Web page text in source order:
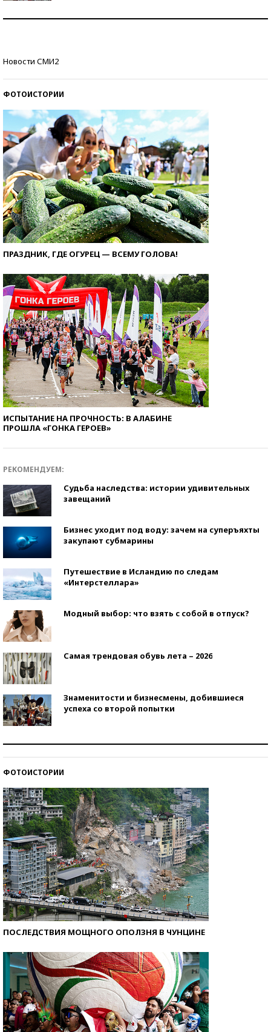
Новости СМИ2
ФОТОИСТОРИИ
ПРАЗДНИК, ГДЕ ОГУРЕЦ — ВСЕМУ ГОЛОВА!
ИСПЫТАНИЕ НА ПРОЧНОСТЬ: В АЛАБИНЕ
ПРОШЛА «ГОНКА ГЕРОЕВ»
РЕКОМЕНДУЕМ:
Судьба наследства: истории удивительных
завещаний
Бизнес уходит под воду: зачем на суперъяхты
закупают субмарины
Путешествие в Исландию по следам
«Интерстеллара»
Модный выбор: что взять с собой в отпуск?
Самая трендовая обувь лета – 2026
Знаменитости и бизнесмены, добившиеся
успеха со второй попытки
ФОТОИСТОРИИ
ПОСЛЕДСТВИЯ МОЩНОГО ОПОЛЗНЯ В ЧУНЦИНЕ